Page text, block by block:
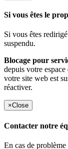
Si vous êtes le
Si vous êtes
suspendu.
Blocage pour
depuis votre
votre site web est
réactiver.
×Close
Contacter notre
En cas de